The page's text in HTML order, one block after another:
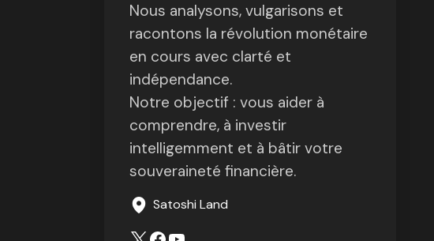
Nous analysons, vulgarisons et
racontons la révolution monétaire
en cours avec clarté et
indépendance.
Notre objectif : vous aider à
comprendre, à investir
intelligemment et à bâtir votre
souveraineté financière.
Satoshi Land